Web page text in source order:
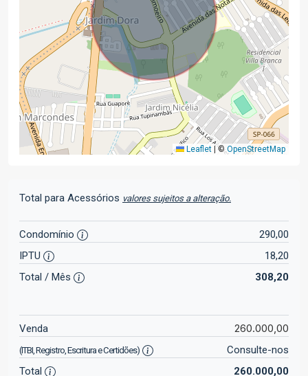
Leaflet |©OpenStreetMap
Total para Acessórios valores sujeitos a alteração.
Condomínio
290,00
IPTU
18,20
Total / Mês
308,20
Venda 260.000,00
(ITBI, Registro, Escritura e Certidões)
Consulte-nos
Total
260.000,00